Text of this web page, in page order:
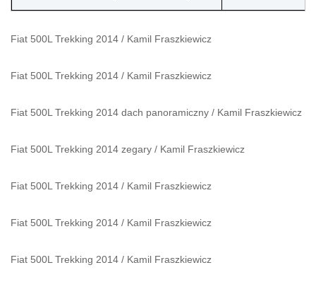
Fiat 500L Trekking 2014 / Kamil Fraszkiewicz
Fiat 500L Trekking 2014 / Kamil Fraszkiewicz
Fiat 500L Trekking 2014 dach panoramiczny / Kamil Fraszkiewicz
Fiat 500L Trekking 2014 zegary / Kamil Fraszkiewicz
Fiat 500L Trekking 2014 / Kamil Fraszkiewicz
Fiat 500L Trekking 2014 / Kamil Fraszkiewicz
Fiat 500L Trekking 2014 / Kamil Fraszkiewicz